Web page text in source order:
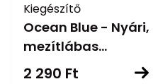
Kiegészítő
Ocean Blue - Nyári,
mezítlábas
talpbetét
2 290 Ft